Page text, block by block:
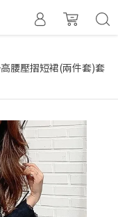
腰壓摺短裙(兩件套)套